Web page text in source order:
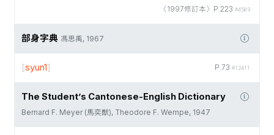
〈1997修訂本〉P.223 #4509
部身字典 馮思禹, 1967
P.73 #12411
[syun1]
The Student’s Cantonese-English Dictionary
Bernard F. Meyer (馬奕猷), Theodore F. Wempe, 1947